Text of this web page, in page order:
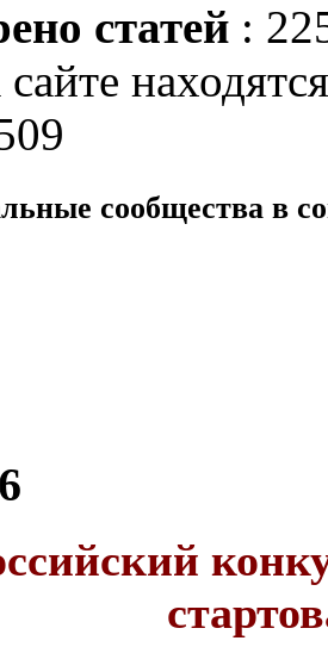
статей :
сообщества в